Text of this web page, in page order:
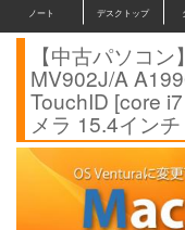
ノート デスクトップ
【中古パソコ
MV902J/A
TouchID [core
メラ 15.4イン